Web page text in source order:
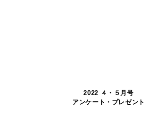
2022 ４・５月号
アンケート・プレゼント